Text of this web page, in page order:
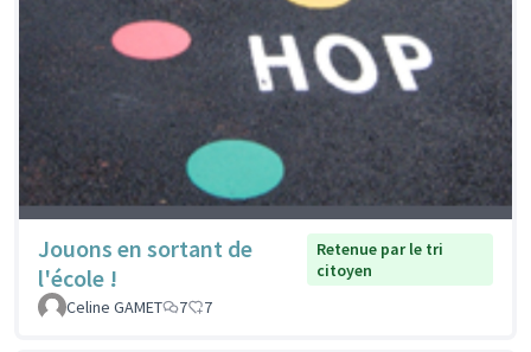
Jouons en sortant de
l'école !
Retenue par le tri
citoyen
Celine GAMET
7 7